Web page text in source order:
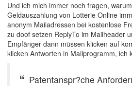
Und ich mich immer noch fragen,
Geldauszahlung von Lotterie Online
anonym Mailadressen bei kostenlose
zu doof setzen ReplyTo im Mailheader
Empfänger dann müssen klicken auf
klicken Antworten in Mailprogramm, ich
Patentanspr?che